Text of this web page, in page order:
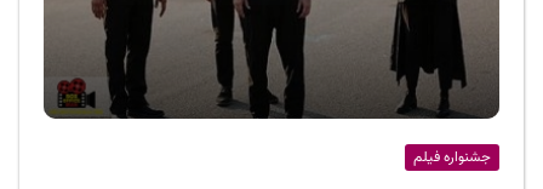
جشنواره فیلم